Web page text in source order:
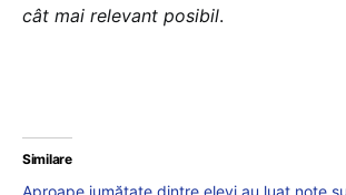
cât mai relevant posibil.
Similare
Aproape jumătate dintre elevi au luat note